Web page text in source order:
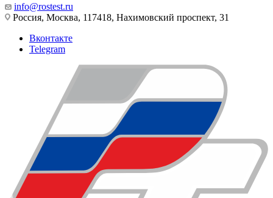
info@rostest.ru
Россия, Москва, 117418, Нахимовский проспект, 31
Вконтакте
Telegram